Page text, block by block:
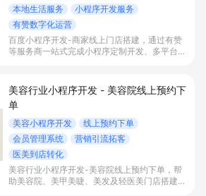
本地生活服务
小程序开发服务
有赞数字化运营
百度小程序开发-商家线上门店搭建，通过有赞
等服务商一站式完成小程序定制开发、多平台联
提升到店与下单转化。
美容行业小程序开发 - 美容院线上预约下
单
美容小程序开发
线上预约下单
会员管理系统
营销引流拓客
医美到店转化
美容行业小程序开发-美容院线上预约下单，帮
助美容院、美甲美睫、美发及轻医美门店搭建线